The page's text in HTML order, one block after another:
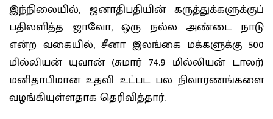
இந்நிலையில், ஜனாதிபதியின் கருத்துக்களுக்குப்
பதிலளித்த ஜாவோ, ஒரு நல்ல அண்டை நாடு
என்ற வகையில், சீனா இலங்கை மக்களுக்கு 500
மில்லியன் யுவான் (சுமார் 74.9 மில்லியன் டாலர்)
மனிதாபிமான உதவி உட்பட பல நிவாரணங்களை
வழங்கியுள்ளதாக தெரிவித்தார்.